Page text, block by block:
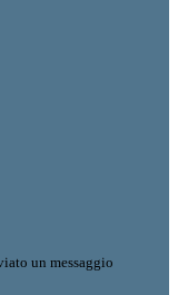
un messaggio